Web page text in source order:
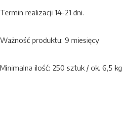
Termin realizacji 14-21 dni.
Ważność produktu: 9 miesięcy
Minimalna ilość: 250 sztuk / ok. 6,5 kg